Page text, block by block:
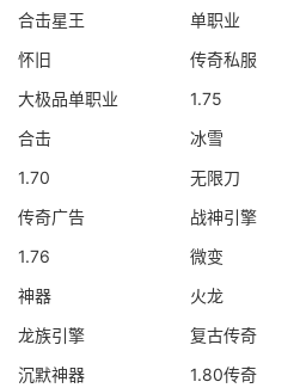
合击星王
单职业
怀旧
传奇私服
大极品单职业
1.75
合击
冰雪
1.70
无限刀
传奇广告
战神引擎
1.76
微变
神器
火龙
龙族引擎
复古传奇
沉默神器
1.80传奇